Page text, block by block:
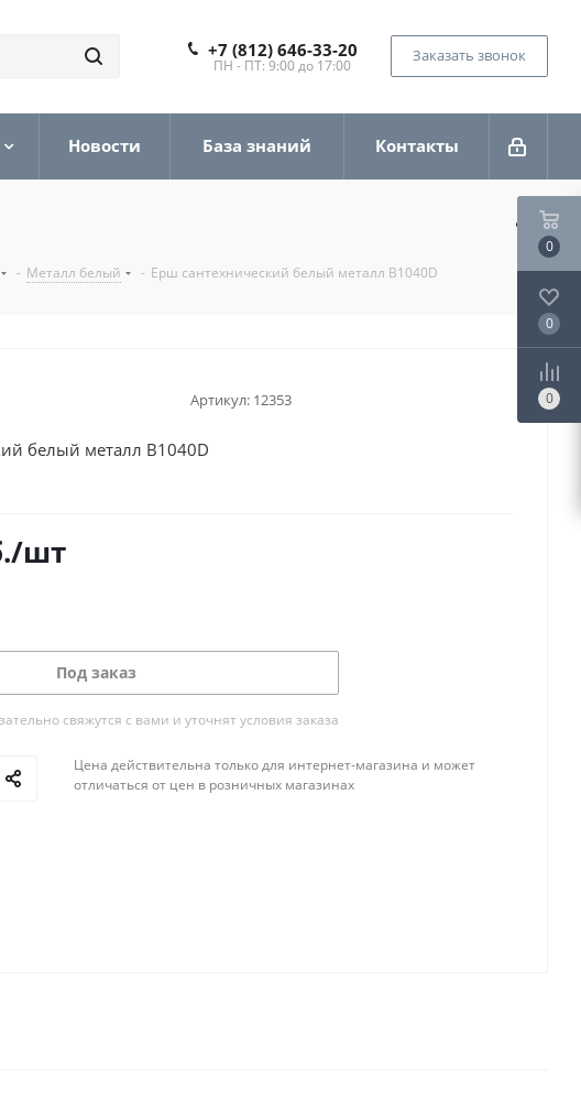
+7 (812) 646-33-20
ПН - ПТ: 9:00 до 17:00
Заказать звонок
Новости База знаний Контакты
- Металл белый - Ерш сантехнический белый металл B1040D
Артикул: 12353
белый металл B1040D
/шт
Под заказ
свяжутся с вами и уточнят условия заказа
Цена действительна только для интернет-магазина и может
отличаться от цен в розничных магазинах
0
0
0